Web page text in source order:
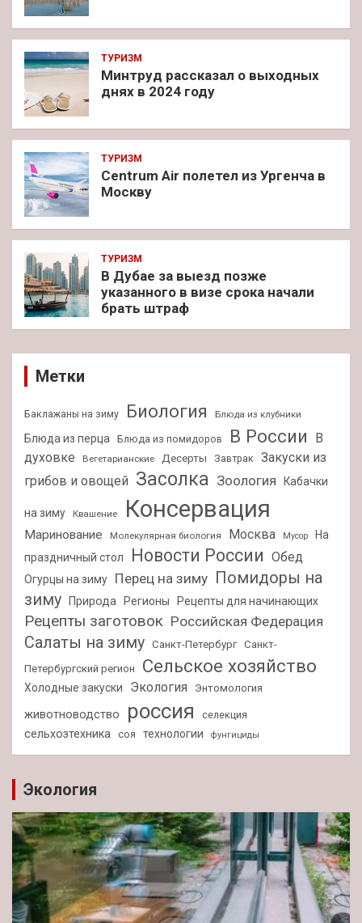
ТУРИЗМ
Минтруд рассказал о выходных
днях в 2024 году
ТУРИЗМ
Centrum Air полетел из Ургенча в
Москву
ТУРИЗМ
В Дубае за выезд позже
указанного в визе срока начали
брать штраф
Метки
Баклажаны на зиму Биология Блюда из клубники
Блюда из перца Блюда из помидоров В России
В
духовке
Вегетарианские Десерты Завтрак
Закуски из
грибов и овощей Засолка Зоология Кабачки
на зиму Квашение Консервация
Маринование Молекулярная биология Москва Мусор
На
праздничный стол
Новости России Обед
Огурцы на зиму Перец на зиму Помидоры на
зиму Природа Регионы Рецепты для начинающих
Рецепты заготовок Российская Федерация
Салаты на зиму Санкт-Петербург Санкт-
Петербургский регион
Сельское хозяйство
Холодные закуски Экология Энтомология
животноводство россия селекция
сельхозтехника соя технологии фунгициды
Экология